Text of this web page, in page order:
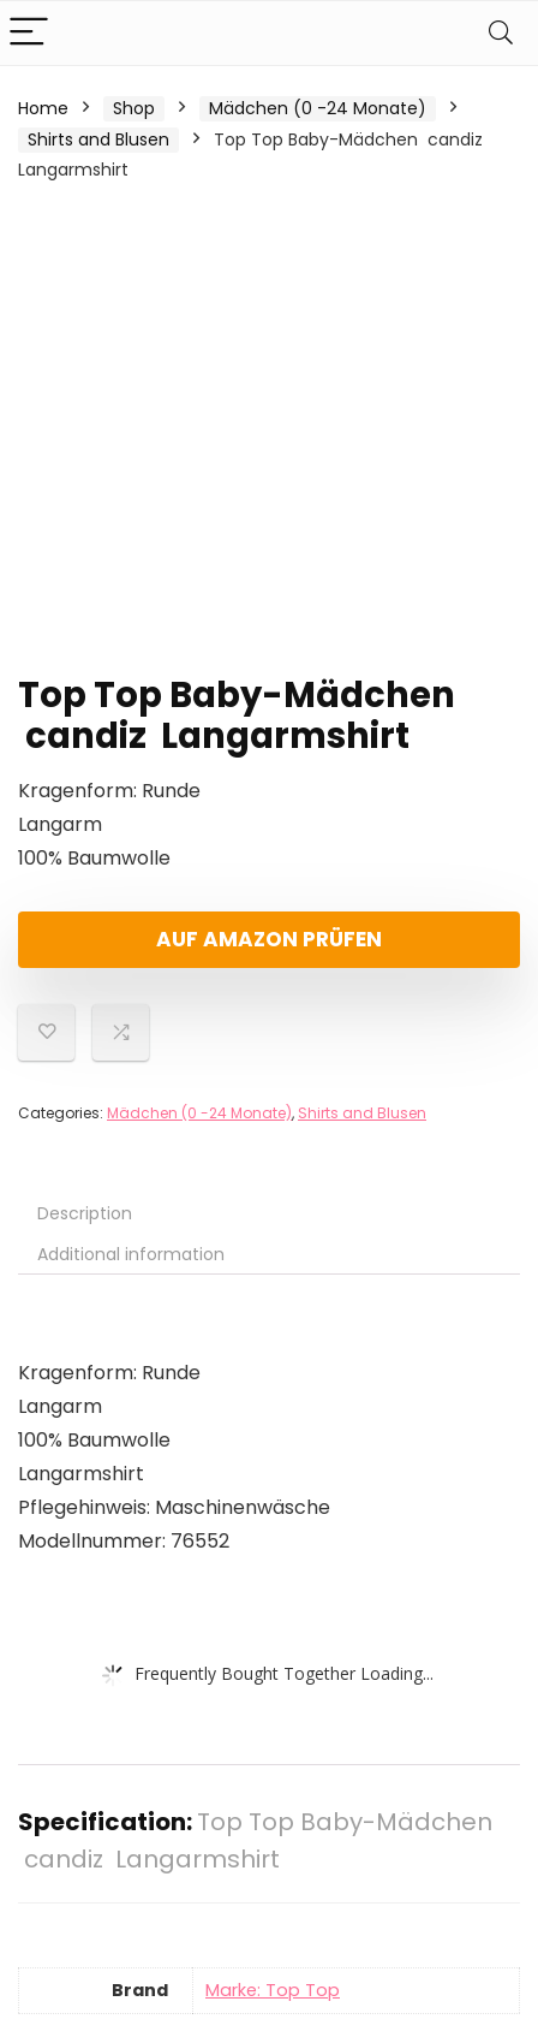
Home Shop
Mädchen (0 -24 Monate)
Shirts and Blusen
Top Top Baby-Mädchen candiz
Langarmshirt
Top Top Baby-Mädchen
candiz Langarmshirt
Kragenform: Runde
Langarm
100% Baumwolle
AUF AMAZON PRÜFEN
Categories: Mädchen (0 -24 Monate), Shirts and Blusen
Description
Additional information
Kragenform: Runde
Langarm
100% Baumwolle
Langarmshirt
Pflegehinweis: Maschinenwäsche
Modellnummer: 76552
Frequently Bought Together Loading...
Specification:Top Top Baby-Mädchen
candiz Langarmshirt
Brand Marke: Top Top